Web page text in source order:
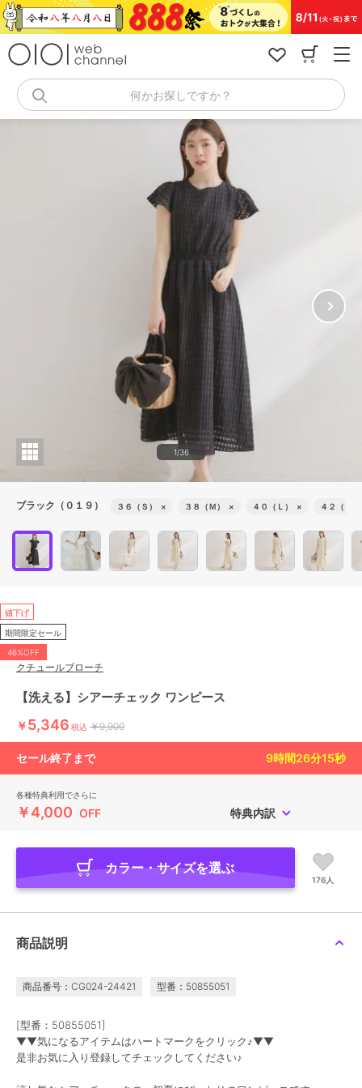
コ
ン
キ
何かお探しですか？
1/36
ブラック（０１９） ３６（Ｓ） × ３８（Ｍ） × ４０（Ｌ） × ４２（ＬＬ
値下げ
期間限定セール
46%OFF
クチュールブローチ
【洗える】シアーチェック ワンピース
￥5,346 税込 ￥9,900
セール終了まで 9時間26分14秒
各種特典利用でさらに
￥4,000 OFF 特典内訳
カラー・サイズを選ぶ
176人
商品説明
商品番号：CG024-24421 型番：50855051
[型番：50855051]
▼▼気になるアイテムはハートマークをクリック♪▼▼
是非お気に入り登録してチェックしてください♪